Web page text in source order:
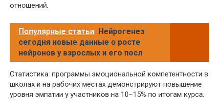
отношений.
Популярные статьи Нейрогенез
сегодня новые данные о росте
нейронов у взрослых и его посл
Статистика: программы эмоциональной компетентности в
школах и на рабочих местах демонстрируют повышение
уровня эмпатии у участников на 10–15% по итогам курса.